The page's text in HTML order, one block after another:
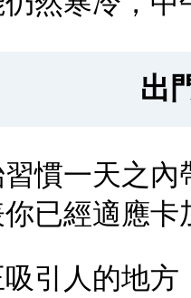
出
慣一天之
已經適應卡
引人的地